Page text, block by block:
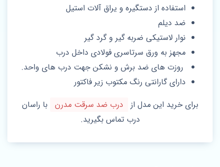
استفاده از دستگیره و یراق آلات استیل
ضد دیلم
نوار لاستیکی ضربه گیر و گرد گیر
مجهز به ورق سرتاسری فولادی داخل درب
روزت های ضد برش و نشکن جهت درب های واحد.
دارای گارانتی رنگ مکتوب زیر فاکتور
برای خرید این مدل از
درب ضد سرقت مدرن
با راسان
درب تماس بگیرید.